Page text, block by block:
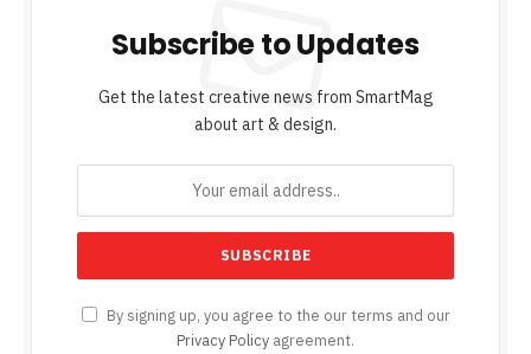
Subscribe to Updates
Get the latest creative news from SmartMag
about art & design.
By signing up, you agree to the our terms and our
Privacy Policy agreement.